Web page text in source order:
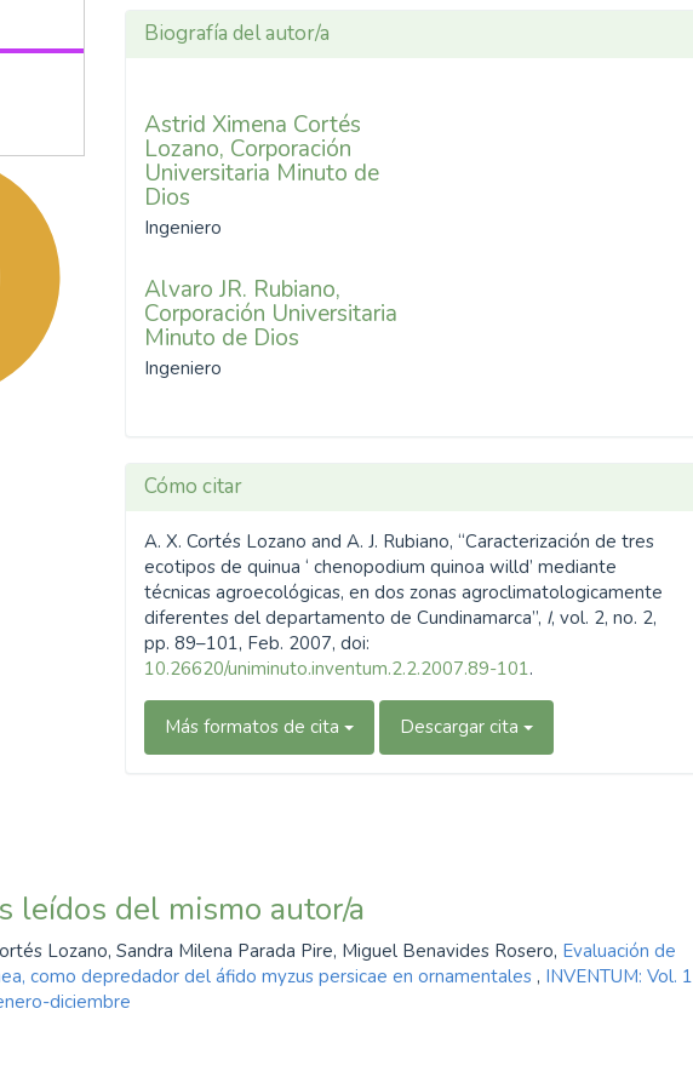
Biografía del autor/a
Astrid Ximena Cortés
Lozano, Corporación
Universitaria Minuto de
Dios
Ingeniero
Alvaro JR. Rubiano,
Corporación Universitaria
Minuto de Dios
Ingeniero
Cómo citar
A. X. Cortés Lozano and A. J. Rubiano, “Caracterización de tres
ecotipos de quinua ‘ chenopodium quinoa willd’ mediante
técnicas agroecológicas, en dos zonas agroclimatologicamente
diferentes del departamento de Cundinamarca”, I, vol. 2, no. 2,
pp. 89–101, Feb. 2007, doi:
10.26620/uniminuto.inventum.2.2.2007.89-101.
Más formatos de cita Descargar cita
leídos del mismo autor/a
Lozano, Sandra Milena Parada Pire, Miguel Benavides Rosero, Evaluación de
como depredador del áfido myzus persicae en ornamentales , INVENTUM: Vol. 1
diciembre